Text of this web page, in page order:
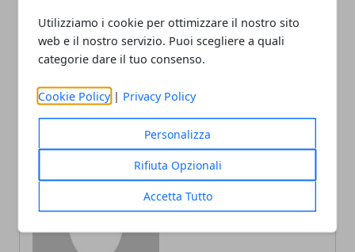
Utilizziamo i cookie per ottimizzare il nostro sito
web e il nostro servizio. Puoi scegliere a quali
categorie dare il tuo consenso.
Cookie Policy | Privacy Policy
Personalizza
Rifiuta Opzionali
Accetta Tutto
Articolo Precedente
Investire in borsa: 5 libri
del trading
Articolo Successivo
Redazione